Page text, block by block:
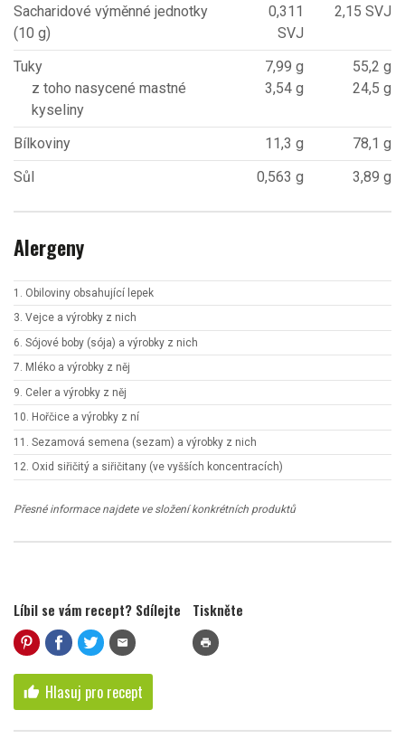
Sacharidové výměnné jednotky
(10 g)
0,311
SVJ
2,15 SVJ
Tuky
z toho nasycené mastné
kyseliny
7,99 g
3,54 g
55,2 g
24,5 g
Bílkoviny 11,3 g
78,1 g
Sůl
0,563 g 3,89 g
Alergeny
1. Obiloviny obsahující lepek
3. Vejce a výrobky z nich
6. Sójové boby (sója) a výrobky z nich
7. Mléko a výrobky z něj
9. Celer a výrobky z něj
10. Hořčice a výrobky z ní
11. Sezamová semena (sezam) a výrobky z nich
12. Oxid siřičitý a siřičitany (ve vyšších koncentracích)
Přesné informace najdete ve složení konkrétních produktů
Líbil se vám recept? Sdílejte
mail
Tiskněte
print
thumb_up Hlasuj pro recept